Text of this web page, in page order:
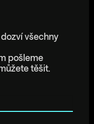
všechny
pošleme
těšit.